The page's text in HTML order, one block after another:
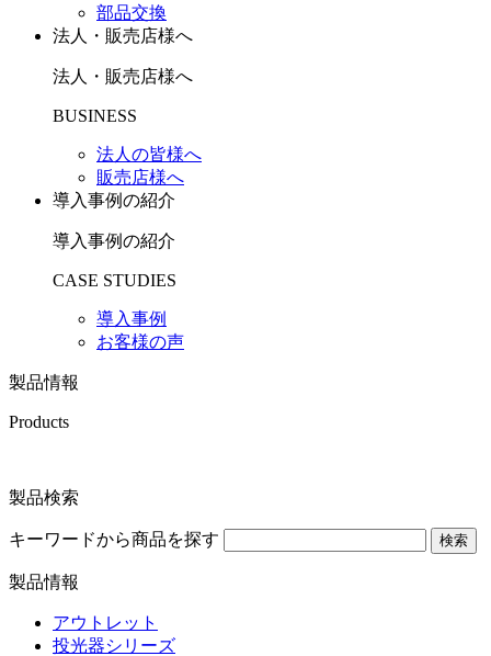
部品交換
法人・販売店様へ
法人・販売店様へ
BUSINESS
法人の皆様へ
販売店様へ
導入事例の紹介
導入事例の紹介
CASE STUDIES
導入事例
お客様の声
製品情報
Products
製品検索
キーワードから商品を探す 検索
製品情報
アウトレット
投光器シリーズ